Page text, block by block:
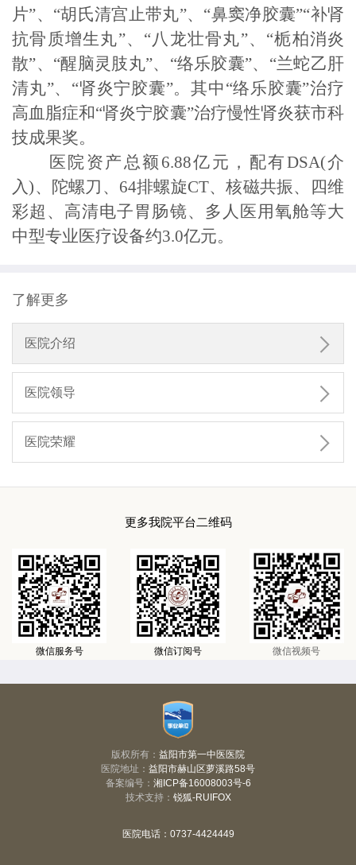
片”、“胡氏清宫止带丸”、“鼻窦净胶囊”“补肾
抗骨质增生丸”、“八龙壮骨丸”、“栀柏消炎
散”、“醒脑灵肢丸”、“络乐胶囊”、“兰蛇乙肝
清丸”、“肾炎宁胶囊”。其中“络乐胶囊”治疗
高血脂症和“肾炎宁胶囊”治疗慢性肾炎获市科
技成果奖。
医院资产总额6.88亿元，配有DSA(介
入)、陀螺刀、64排螺旋CT、核磁共振、四维
彩超、高清电子胃肠镜、多人医用氧舱等大
中型专业医疗设备约3.0亿元。
了解更多
医院介绍 
医院领导 
医院荣耀 
更多我院平台二维码
微信服务号 微信订阅号 微信视频号
版权所有： 益阳市第一中医医院
医院地址： 益阳市赫山区萝溪路58号
备案编号： 湘ICP备16008003号-6
技术支持： 锐狐-RUIFOX
医院电话： 0737-4424449